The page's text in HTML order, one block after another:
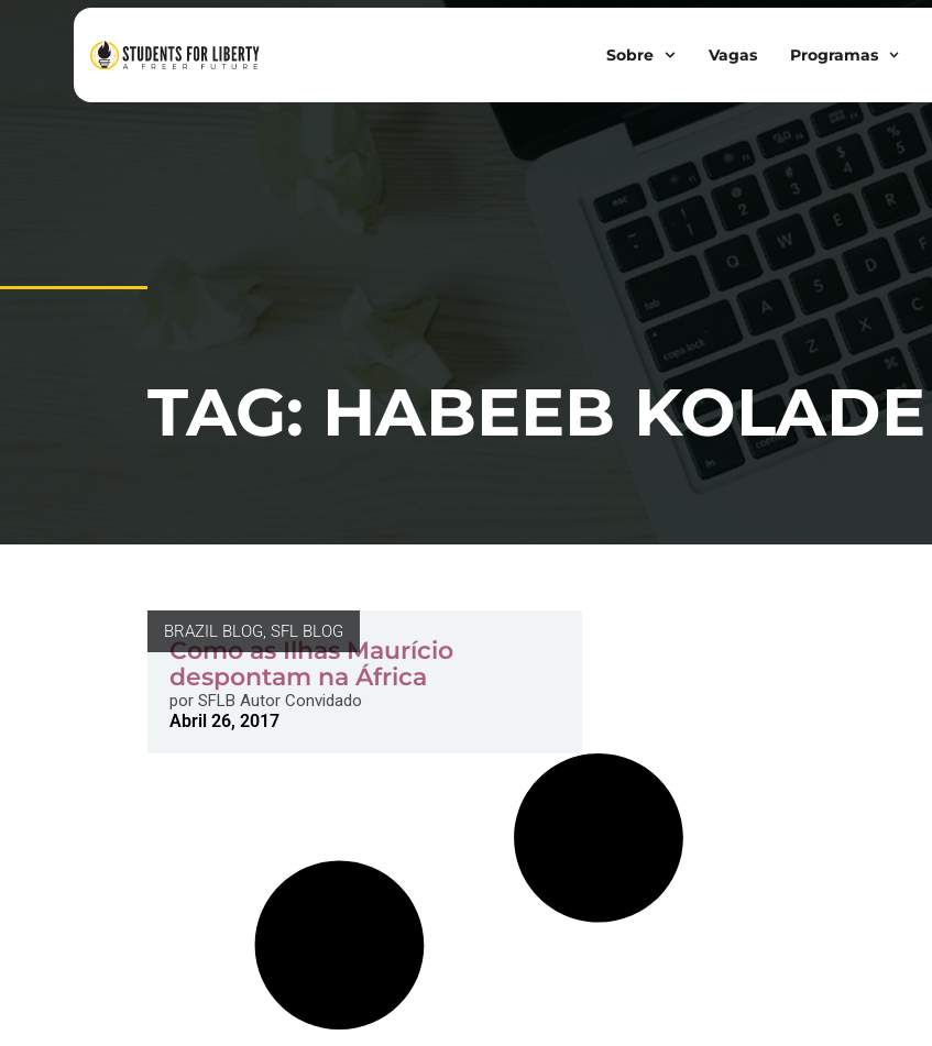
Sobre Vagas Programas
TAG: HABEEB KOLADE
BRAZIL BLOG,SFL BLOG
Como as Ilhas Maurício
despontam na África
por SFLB Autor Convidado
Abril 26, 2017